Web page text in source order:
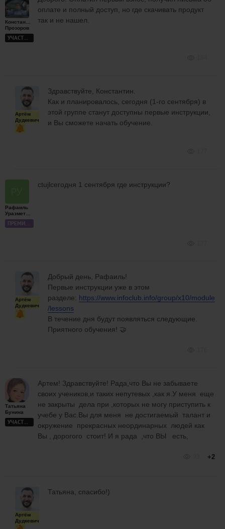
Константин
Прозоров
УЧАСТНИК
оплате и полный доступ, но где скачивать продукт
так и не нашел.
Артём
Дудкевич
Здравствуйте, Константин.
Как и планировалось, сегодня (1-го сентября) в
этой группе станут доступны первые инструкции,
и Вы сможете начать обучение.
Рафаиль
Уразметов
ПРЕМИУМ
ctujlсегодня 1 сентября где инструкции?
Артём
Дудкевич
Добрый день, Рафаиль!
Первые инструкции уже в этом
разделе: https://www.infoclub.info/group/x10/module
/lessons
В течение дня будут появляться следующие.
Приятного обучения! 🤝
Татьяна
Бунина
УЧАСТНИК
Артем! Здравствуйте! Рада,что Вы не забываете
своих учеников,и таких непутевых ,как я.У меня еще
не закрыты дела при ,которых не могу приступить к
учебе у Вас.Вы для меня не достигаемый талант и
окружение прекрасных неординарных людей как
Вы , дорогого стоит! И я рада ,что ВЫ есть,
+2
Артём
Дудкевич
Татьяна, спасибо!)